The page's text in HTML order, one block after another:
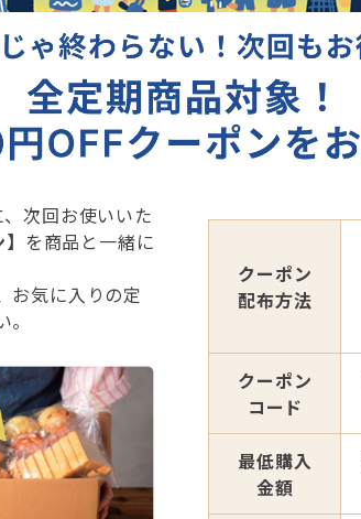
次回お使いいた
を商品と一緒に
お気に入りの定
クーポン
配布方法
クーポン
コード
最低購入
金額